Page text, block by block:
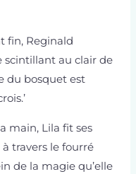
fin, Reginald
scintillant au clair de
du bosquet est
main, Lila fit ses
travers le fourré
de la magie qu’elle